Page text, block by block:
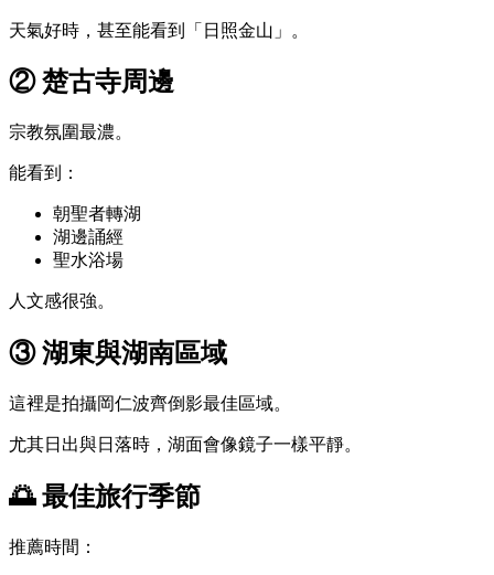
天氣好時，甚至能看到「日照金山」。
② 楚古寺周邊
宗教氛圍最濃。
能看到：
朝聖者轉湖
湖邊誦經
聖水浴場
人文感很強。
③ 湖東與湖南區域
這裡是拍攝岡仁波齊倒影最佳區域。
尤其日出與日落時，湖面會像鏡子一樣平靜。
🌅 最佳旅行季節
推薦時間：